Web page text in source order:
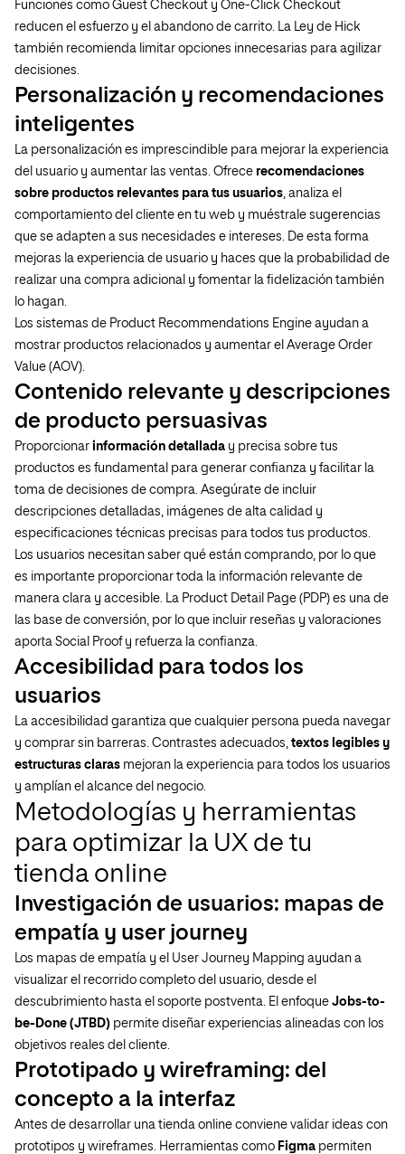
Funciones como Guest Checkout y One-Click Checkout
reducen el esfuerzo y el abandono de carrito. La Ley de Hick
también recomienda limitar opciones innecesarias para agilizar
decisiones.
Personalización y recomendaciones
inteligentes
La personalización es imprescindible para mejorar la experiencia
del usuario y aumentar las ventas. Ofrece recomendaciones
sobre productos relevantes para tus usuarios, analiza el
comportamiento del cliente en tu web y muéstrale sugerencias
que se adapten a sus necesidades e intereses. De esta forma
mejoras la experiencia de usuario y haces que la probabilidad de
realizar una compra adicional y fomentar la fidelización también
lo hagan.
Los sistemas de Product Recommendations Engine ayudan a
mostrar productos relacionados y aumentar el Average Order
Value (AOV).
Contenido relevante y descripciones
de producto persuasivas
Proporcionar información detallada y precisa sobre tus
productos es fundamental para generar confianza y facilitar la
toma de decisiones de compra. Asegúrate de incluir
descripciones detalladas, imágenes de alta calidad y
especificaciones técnicas precisas para todos tus productos.
Los usuarios necesitan saber qué están comprando, por lo que
es importante proporcionar toda la información relevante de
manera clara y accesible. La Product Detail Page (PDP) es una de
las base de conversión, por lo que incluir reseñas y valoraciones
aporta Social Proof y refuerza la confianza.
Accesibilidad para todos los
usuarios
La accesibilidad garantiza que cualquier persona pueda navegar
y comprar sin barreras. Contrastes adecuados, textos legibles y
estructuras claras mejoran la experiencia para todos los usuarios
y amplían el alcance del negocio.
Metodologías y herramientas
para optimizar la UX de tu
tienda online
Investigación de usuarios: mapas de
empatía y user journey
Los mapas de empatía y el User Journey Mapping ayudan a
visualizar el recorrido completo del usuario, desde el
descubrimiento hasta el soporte postventa. El enfoque Jobs-to-
be-Done (JTBD) permite diseñar experiencias alineadas con los
objetivos reales del cliente.
Prototipado y wireframing: del
concepto a la interfaz
Antes de desarrollar una tienda online conviene validar ideas con
prototipos y wireframes. Herramientas como Figma permiten